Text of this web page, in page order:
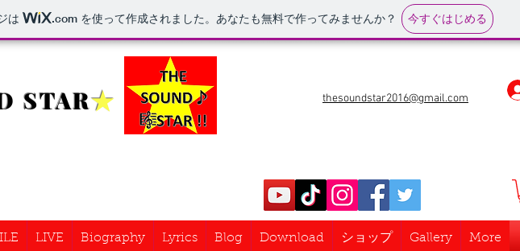
は .com を使って作成されました。あなたも無料で作ってみませんか？ 今すぐはじめる
STAR★ thesoundstar2016@gmail.com
LIVE Biography Lyrics Blog Download ショップ Gallery More